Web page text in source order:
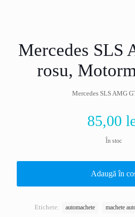
Mercedes SLS
rosu,
Mercedes SLS AMG
85,00
În stoc
Adaugă în
Etichete: automachete machete